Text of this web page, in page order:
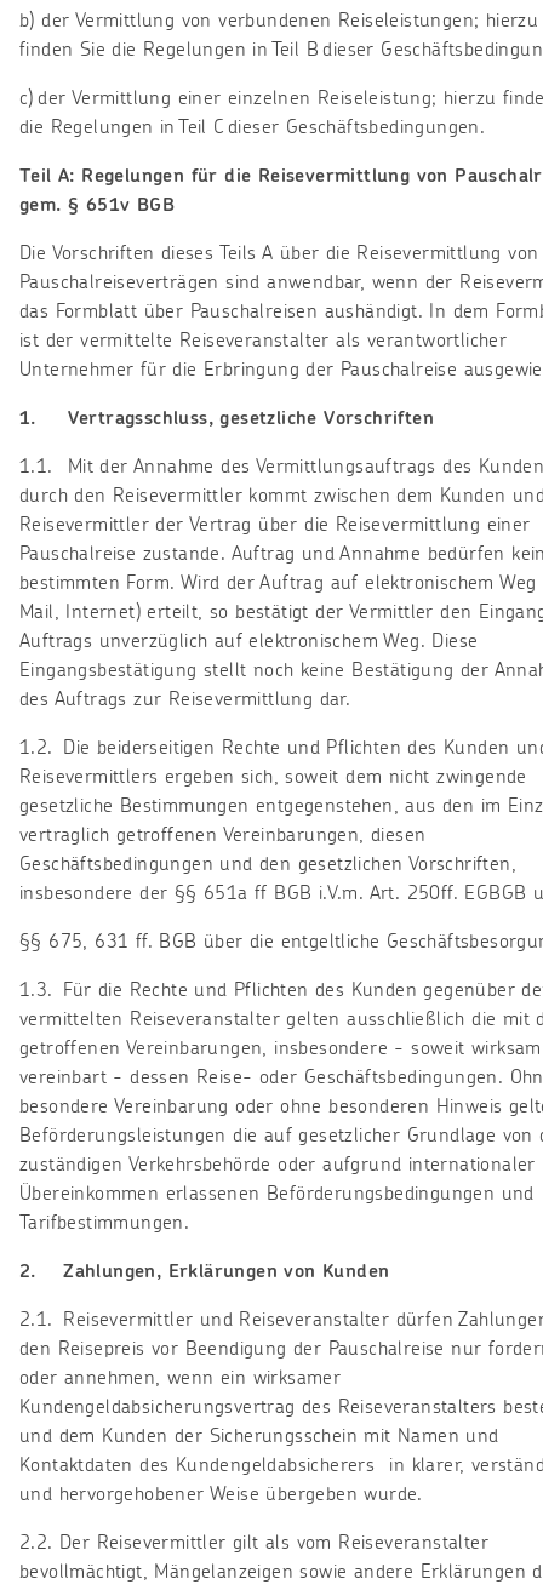
b) der Vermittlung von verbundenen Reiseleistungen; hierzu
finden Sie die Regelungen in Teil B dieser
c) der Vermittlung einer einzelnen Reiseleistung; hierzu
die Regelungen in Teil C dieser Geschäftsbedingungen.
Teil A: Regelungen für die Reisevermittlung von
gem. § 651v BGB
Die Vorschriften dieses Teils A über die Reisevermittlung von
Pauschalreiseverträgen sind anwendbar, wenn der
das Formblatt über Pauschalreisen aushändigt. In dem
ist der vermittelte Reiseveranstalter als verantwortlicher
Unternehmer für die Erbringung der Pauschalreise
1. Vertragsschluss, gesetzliche Vorschriften
1.1. Mit der Annahme des Vermittlungsauftrags des
durch den Reisevermittler kommt zwischen dem Kunden
Reisevermittler der Vertrag über die Reisevermittlung einer
Pauschalreise zustande. Auftrag und Annahme bedürfen
bestimmten Form. Wird der Auftrag auf elektronischem Weg
Mail, Internet) erteilt, so bestätigt der Vermittler den
Auftrags unverzüglich auf elektronischem Weg. Diese
Eingangsbestätigung stellt noch keine Bestätigung der
des Auftrags zur Reisevermittlung dar.
1.2. Die beiderseitigen Rechte und Pflichten des Kunden
Reisevermittlers ergeben sich, soweit dem nicht zwingende
gesetzliche Bestimmungen entgegenstehen, aus den im
vertraglich getroffenen Vereinbarungen, diesen
Geschäftsbedingungen und den gesetzlichen Vorschriften,
insbesondere der §§ 651a ff BGB i.V.m. Art. 250ff. EGBGB
§§ 675, 631 ff. BGB über die entgeltliche
1.3. Für die Rechte und Pflichten des Kunden gegenüber
vermittelten Reiseveranstalter gelten ausschließlich die mit
getroffenen Vereinbarungen, insbesondere - soweit wirksam
vereinbart - dessen Reise- oder Geschäftsbedingungen.
besondere Vereinbarung oder ohne besonderen Hinweis
Beförderungsleistungen die auf gesetzlicher Grundlage von
zuständigen Verkehrsbehörde oder aufgrund internationaler
Übereinkommen erlassenen Beförderungsbedingungen und
Tarifbestimmungen.
2. Zahlungen, Erklärungen von Kunden
2.1. Reisevermittler und Reiseveranstalter dürfen
den Reisepreis vor Beendigung der Pauschalreise nur
oder annehmen, wenn ein wirksamer
Kundengeldabsicherungsvertrag des Reiseveranstalters
und dem Kunden der Sicherungsschein mit Namen und
Kontaktdaten des Kundengeldabsicherers in klarer,
und hervorgehobener Weise übergeben wurde.
2.2. Der Reisevermittler gilt als vom Reiseveranstalter
bevollmächtigt, Mängelanzeigen sowie andere Erklärungen